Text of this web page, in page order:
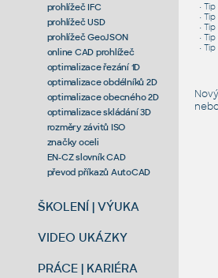
prohlížeč IFC
prohlížeč USD
prohlížeč GeoJSON
online CAD prohlížeč
optimalizace řezání 1D
optimalizace obdélníků 2D
optimalizace obecného 2D
optimalizace skládání 3D
rozměry závitů ISO
značky oceli
EN-CZ slovník CAD
převod příkazů AutoCAD
ŠKOLENÍ | VÝUKA
VIDEO UKÁZKY
PRÁCE | KARIÉRA
• Tip
• Tip
• Tip
• Tip
• Tip